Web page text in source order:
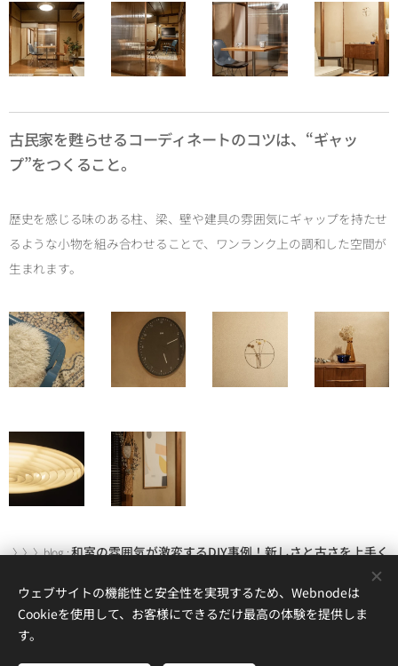
古民家を甦らせるコーディネートのコツは、“ギャッ
プ”をつくること。
歴史を感じる味のある柱、梁、壁や建具の雰囲気にギャップを持たせ
るような小物を組み合わせることで、ワンランク上の調和した空間が
生まれます。
〉〉〉blog :和室の雰囲気が激変するDIY事例！新しさと古さを上手く
ミックスさせるには？
©foglia good life
ウェブサイトの機能性と安全性を実現するため、Webnodeは
Cookieを使用して、お客様にできるだけ最高の体験を提供しま
す。